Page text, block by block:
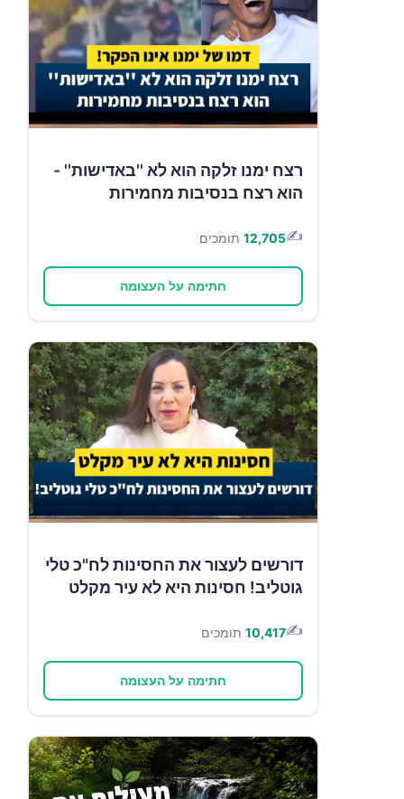
רצח ימנו זלקה הוא לא ''באדישות'' -
הוא רצח בנסיבות מחמירות
✍️
12,705 תומכים
חתימה על העצומה
דורשים לעצור את החסינות לח"כ טלי
גוטליב! חסינות היא לא עיר מקלט
✍️
10,417 תומכים
חתימה על העצומה